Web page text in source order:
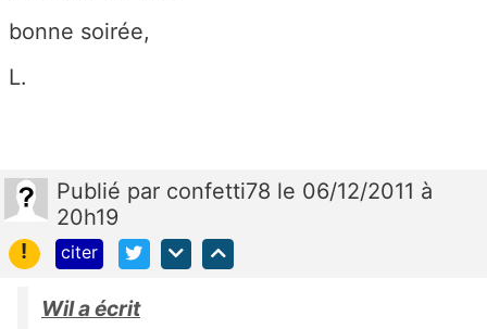
bonne soirée,
L.
Publié par confetti78 le 06/12/2011 à
20h19
!
citer
Wil a écrit